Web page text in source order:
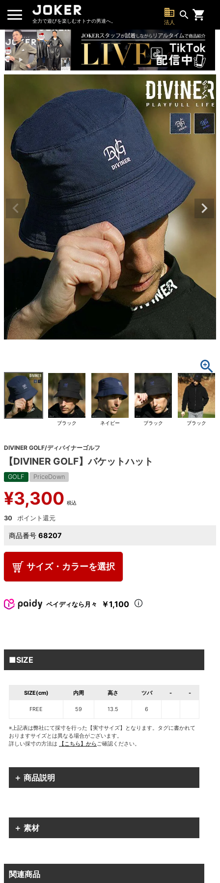
全力で遊びを楽しむオトナの男達へ。
business
法人
search
ブラック ネイビー ブラック ブラック
DIVINER GOLF/ディバイナーゴルフ
【DIVINER GOLF】バケットハット
GOLF PriceDown
¥3,300 税込
30
商品番号 68207
サイズ・カラーを選択
ペイディなら月々 ￥1,100
■SIZE
SIZE(cm) 内周 高さ ツバ - -
FREE 59 13.5 6
※上記表は弊社にて採寸を行った【実寸サイズ】となります。タグに書かれて
おりますサイズとは異なる場合がございます。
詳しい採寸の方法は
【こちら】からご確認ください。
＋ 商品説明
＋ 素材
関連商品